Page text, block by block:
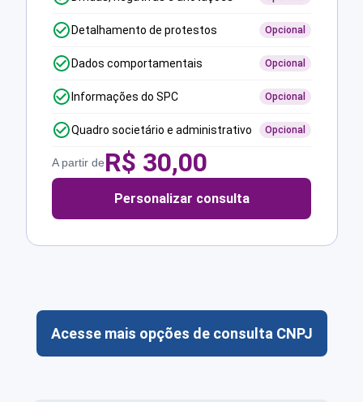
Detalhamento de protestos Opcional
Dados comportamentais Opcional
Informações do SPC Opcional
Quadro societário e administrativo Opcional
A partir deR$ 30,00
Personalizar consulta
Acesse mais opções de consulta CNPJ